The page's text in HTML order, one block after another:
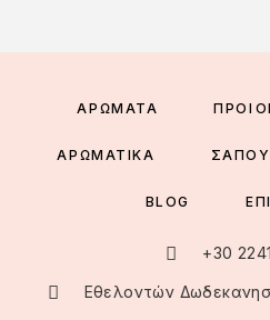
ΑΡΩΜΑΤΑ
ΑΡΩΜΑΤΙΚΑ
BLOG
+30
Εθελοντών